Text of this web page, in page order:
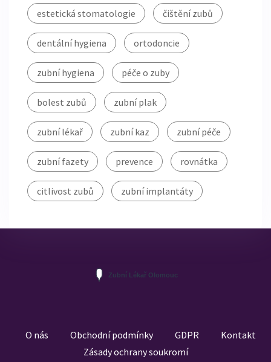
estetická stomatologie čištění zubů
dentální hygiena ortodoncie
zubní hygiena péče o zuby
bolest zubů zubní plak
zubní lékař zubní kaz zubní péče
zubní fazety prevence rovnátka
citlivost zubů zubní implantáty
O nás Obchodní podmínky GDPR
Kontakt
Zásady ochrany soukromí